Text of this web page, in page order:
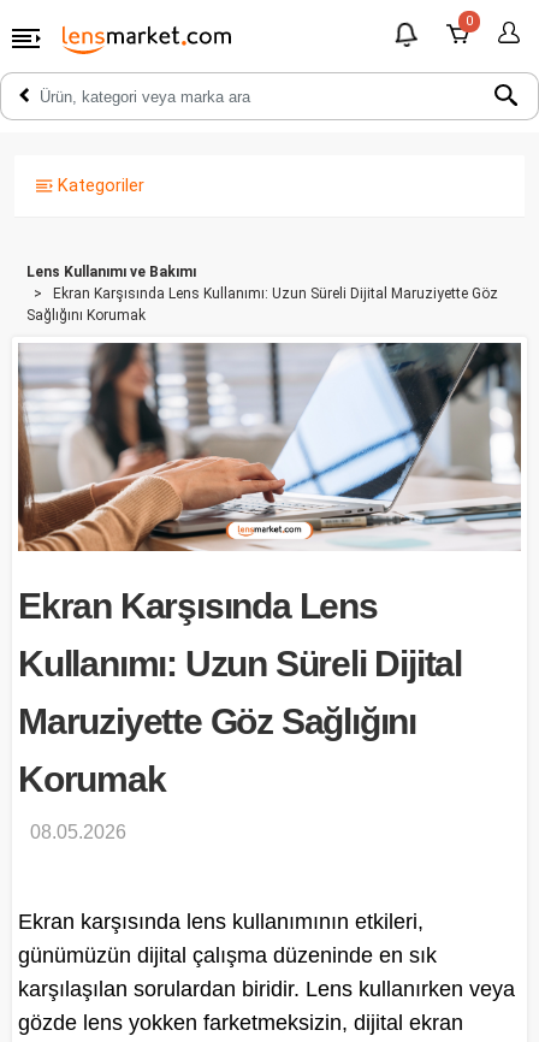
0
Kategoriler
Lens Kullanımı ve Bakımı
Ekran Karşısında Lens Kullanımı: Uzun Süreli Dijital Maruziyette Göz
Sağlığını Korumak
Ekran Karşısında Lens
Kullanımı: Uzun Süreli Dijital
Maruziyette Göz Sağlığını
Korumak
08.05.2026
Ekran karşısında lens kullanımının etkileri,
günümüzün dijital çalışma düzeninde en sık
karşılaşılan sorulardan biridir. Lens kullanırken veya
gözde lens yokken farketmeksizin, dijital ekran